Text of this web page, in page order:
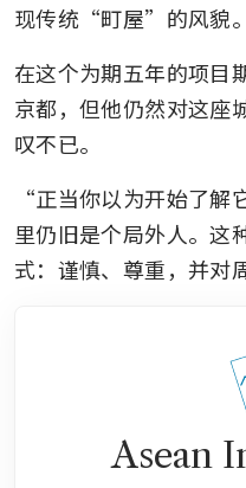
现传统“町屋”的风貌。
在这个为期五年的项目
京都，但他仍然对这
叹不已。
“正当你以为开始了解
里仍旧是个局外人。这
式：谨慎、尊重，并对
Asean